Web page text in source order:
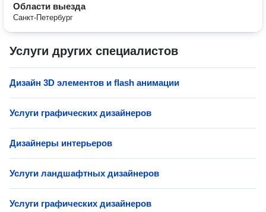
Области выезда
Санкт-Петербург
Услуги других специалистов
Дизайн 3D элементов и flash анимации
Услуги графических дизайнеров
Дизайнеры интерьеров
Услуги ландшафтных дизайнеров
Услуги графических дизайнеров